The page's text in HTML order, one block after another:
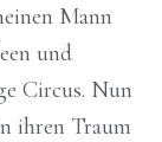
Mann
und
Circus. Nun
ihren Traum